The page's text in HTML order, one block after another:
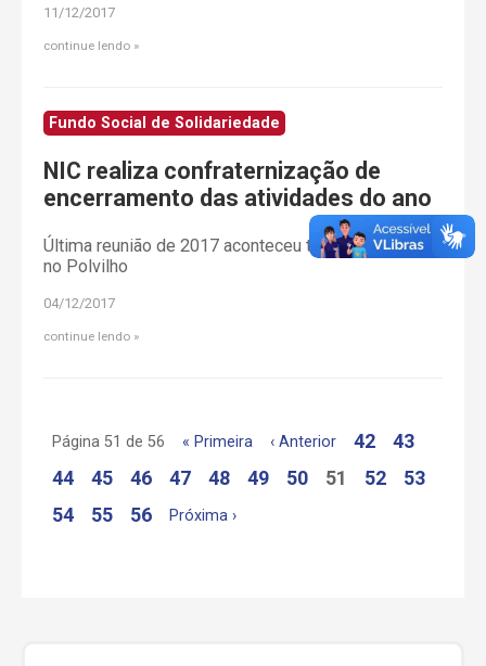
11/12/2017
continue lendo
Fundo Social de Solidariedade
NIC realiza confraternização de
encerramento das atividades do ano
Última reunião de 2017 aconteceu terça-feira (28),
no Polvilho
04/12/2017
continue lendo
Página 51 de 56 « Primeira ‹ Anterior 42
43
44
45 46 47 48 49 50 51 52
53
54
55 56 Próxima ›